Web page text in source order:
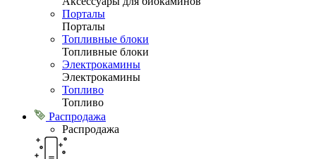
Порталы
Порталы
Топливные блоки
Топливные блоки
Электрокамины
Электрокамины
Топливо
Топливо
Распродажа
Распродажа